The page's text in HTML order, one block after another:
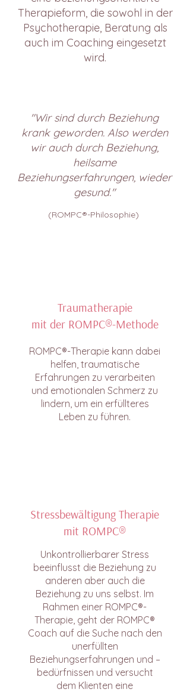
Therapieform, die sowohl in der
Psychotherapie, Beratung als
auch im Coaching eingesetzt
wird.
"Wir sind durch Beziehung
krank geworden. Also werden
wir auch durch Beziehung,
heilsame
Beziehungserfahrungen, wieder
gesund."
(ROMPC®-Philosophie)
Traumatherapie
mit der ROMPC®-Methode
ROMPC®-Therapie kann dabei
helfen, traumatische
Erfahrungen zu verarbeiten
und emotionalen Schmerz zu
lindern, um ein erfüllteres
Leben zu führen.
Stressbewältigung Therapie
mit ROMPC®
Unkontrollierbarer Stress
beeinflusst die Beziehung zu
anderen aber auch die
Beziehung zu uns selbst. Im
Rahmen einer ROMPC®-
Therapie, geht der ROMPC®
Coach auf die Suche nach den
unerfüllten
Beziehungserfahrungen und –
bedürfnissen und versucht
dem Klienten eine